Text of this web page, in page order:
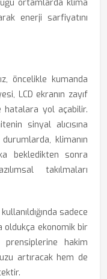
ortamlarda klima
enerji sarfiyatını
öncelikle kumanda
LCD ekranın zayıf
hatalara yol açabilir.
sinyal alıcısına
klimanın
bekledikten sonra
takılmaları
sadece
oldukça ekonomik bir
prensiplerine hakim
artıracak hem de